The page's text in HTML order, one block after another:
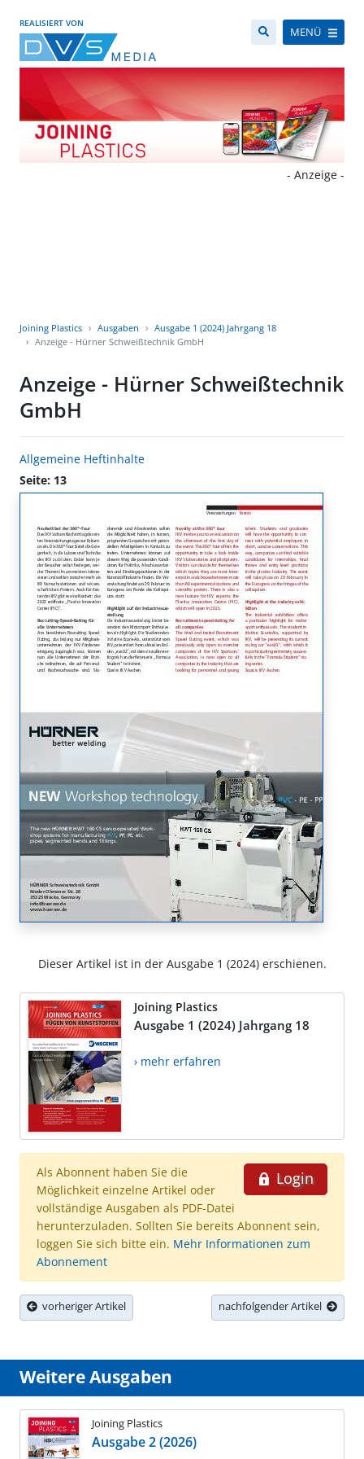
REALISIERT VON
MENÜ
- Anzeige -
Joining Plastics Ausgaben
Ausgabe 1 (2024) Jahrgang 18
Anzeige - Hürner Schweißtechnik GmbH
Anzeige - Hürner Schweißtechnik
GmbH
Allgemeine Heftinhalte
Seite: 13
Dieser Artikel ist in der Ausgabe 1 (2024) erschienen.
Joining Plastics
Ausgabe 1 (2024) Jahrgang 18
› mehr erfahren
Login
Als Abonnent haben Sie die
Möglichkeit einzelne Artikel oder
vollständige Ausgaben als PDF-Datei
herunterzuladen. Sollten Sie bereits Abonnent sein,
loggen Sie sich bitte ein. Mehr Informationen zum
Abonnement
vorheriger Artikel nachfolgender Artikel
Weitere Ausgaben
Joining Plastics
Ausgabe 2 (2026)